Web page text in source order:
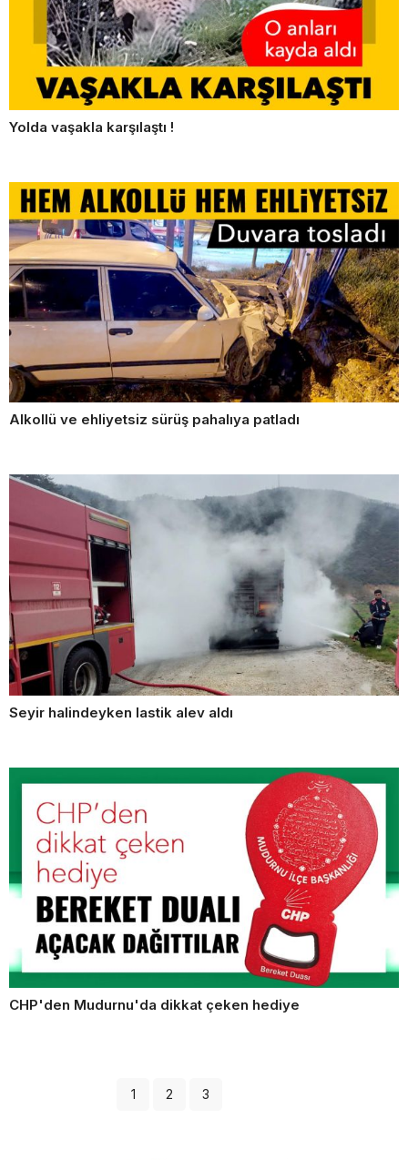
Yolda vaşakla karşılaştı !
Alkollü ve ehliyetsiz sürüş pahalıya patladı
Seyir halindeyken lastik alev aldı
CHP'den Mudurnu'da dikkat çeken hediye
1 2 3